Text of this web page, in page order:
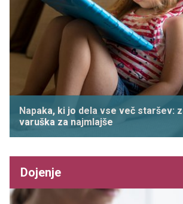
Napaka, ki jo dela vse več staršev:
varuška za najmlajše
Dojenje